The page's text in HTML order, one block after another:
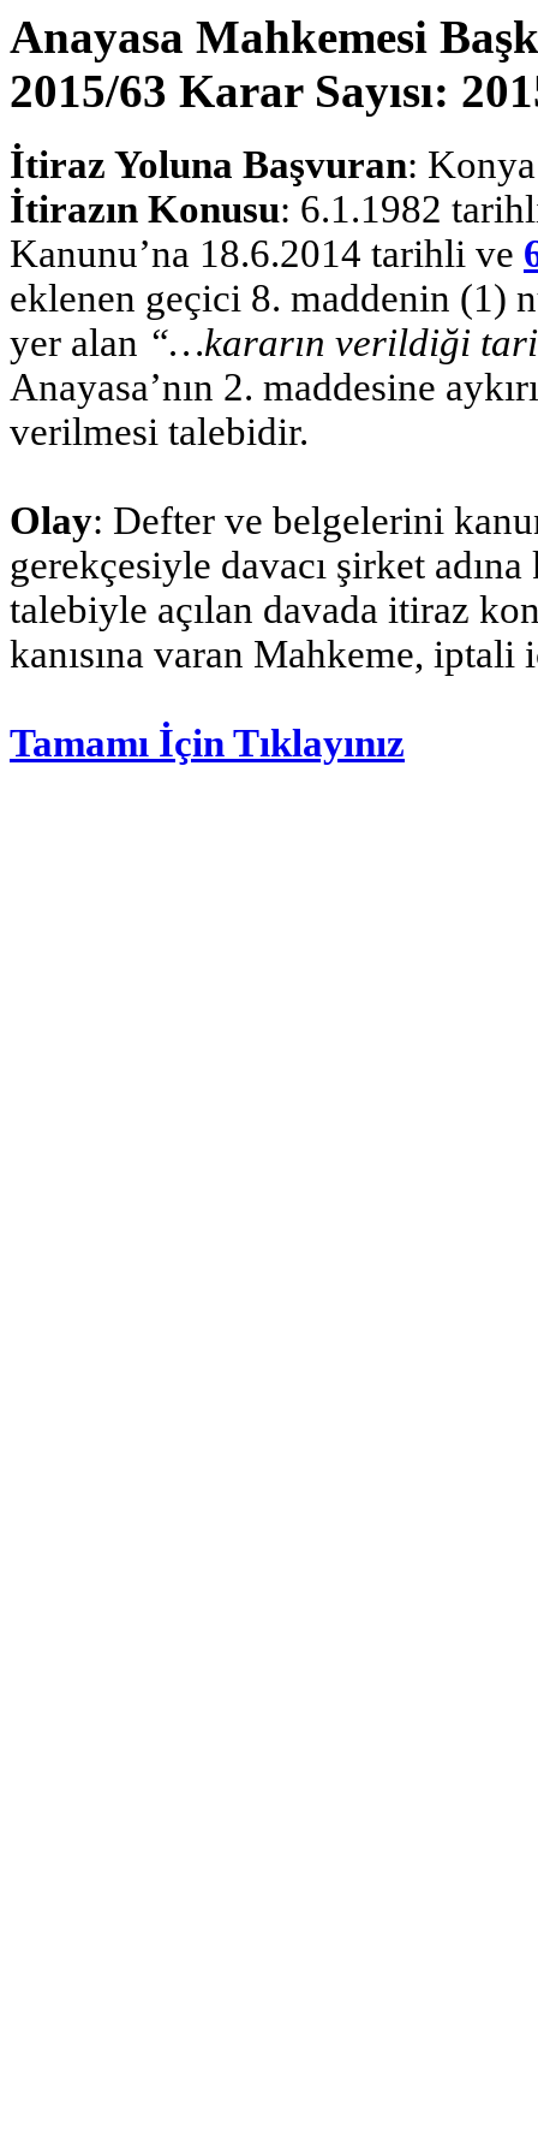
Anayasa Mahkemesi
2015/63 Karar Sayısı:
İtiraz Yoluna Başvuran:
İtirazın Konusu: 6.1.1982
Kanunu’na 18.6.2014 tarihli ve
eklenen geçici 8. maddenin (1)
yer alan “…kararın verildiği
Anayasa’nın 2. maddesine
verilmesi talebidir.
Olay: Defter ve belgelerini
gerekçesiyle davacı şirket
talebiyle açılan davada itiraz
kanısına varan Mahkeme, iptali
Tamamı İçin Tıklayınız